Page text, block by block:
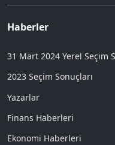
Haberler
31 Mart 2024 Yerel Seçim
2023 Seçim Sonuçları
Yazarlar
Finans Haberleri
Ekonomi Haberleri